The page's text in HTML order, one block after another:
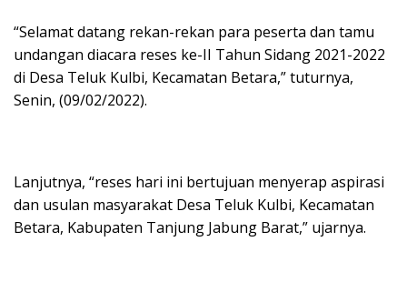
“Selamat datang rekan-rekan para peserta dan tamu
undangan diacara reses ke-II Tahun Sidang 2021-2022
di Desa Teluk Kulbi, Kecamatan Betara,” tuturnya,
Senin, (09/02/2022).
Lanjutnya, “reses hari ini bertujuan menyerap aspirasi
dan usulan masyarakat Desa Teluk Kulbi, Kecamatan
Betara, Kabupaten Tanjung Jabung Barat,” ujarnya.